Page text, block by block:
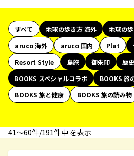
すべて 地球の歩き方 海外
地球の
aruco 海外
aruco 国内 Plat
Resort Style
島旅 御朱印 歴
BOOKS スペシャルコラボ
BOOKS 旅
BOOKS 旅と健康
BOOKS 旅の読み物
41〜60件/191件中 を表示